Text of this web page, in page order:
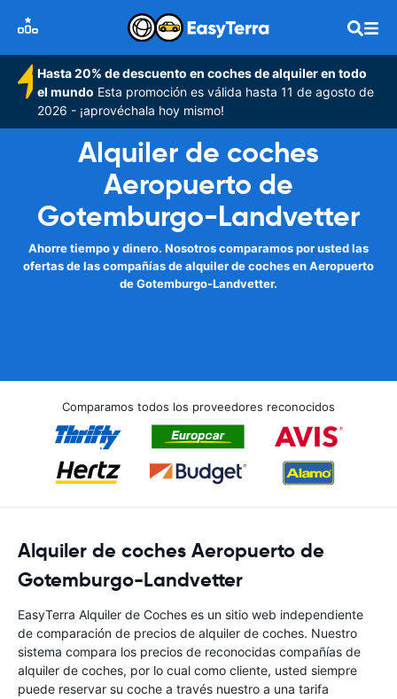
Hasta 20% de descuento en coches de alquiler en todo
el mundo Esta promoción es válida hasta 11 de agosto de
2026 - ¡aprovéchala hoy mismo!
Alquiler de coches
Aeropuerto de
Gotemburgo-Landvetter
Ahorre tiempo y dinero. Nosotros comparamos por usted las
ofertas de las compañías de alquiler de coches en Aeropuerto
de Gotemburgo-Landvetter.
Comparamos todos los proveedores reconocidos
Alquiler de coches Aeropuerto de
Gotemburgo-Landvetter
EasyTerra Alquiler de Coches es un sitio web independiente
de comparación de precios de alquiler de coches. Nuestro
sistema compara los precios de reconocidas compañías de
alquiler de coches, por lo cual como cliente, usted siempre
puede reservar su coche a través nuestro a una tarifa